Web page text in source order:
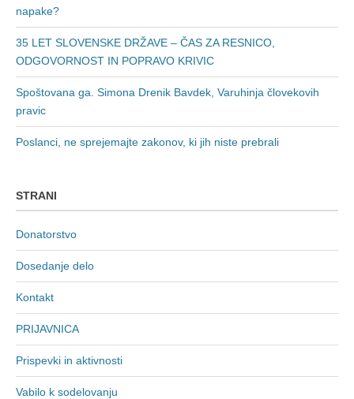
napake?
35 LET SLOVENSKE DRŽAVE – ČAS ZA RESNICO,
ODGOVORNOST IN POPRAVO KRIVIC
Spoštovana ga. Simona Drenik Bavdek, Varuhinja človekovih
pravic
Poslanci, ne sprejemajte zakonov, ki jih niste prebrali
STRANI
Donatorstvo
Dosedanje delo
Kontakt
PRIJAVNICA
Prispevki in aktivnosti
Vabilo k sodelovanju